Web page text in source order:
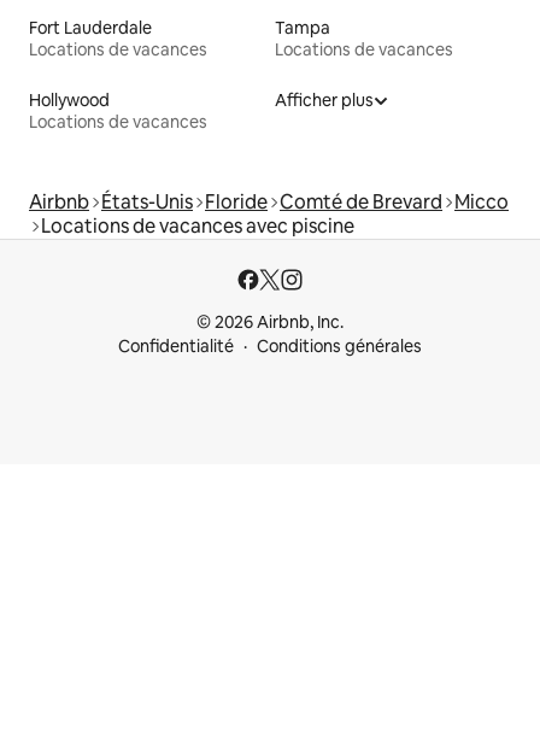
Fort Lauderdale
Locations de vacances
Tampa
Locations de vacances
Hollywood
Locations de vacances
Afficher plus
Airbnb États-Unis Floride Comté de Brevard Micco
Locations de vacances avec piscine
© 2026 Airbnb, Inc.
Confidentialité
Conditions générales